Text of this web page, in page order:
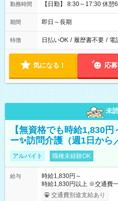
勤務時間 【日勤】 8:30～17:30 休
期間 即日～長期
特徴 日払いOK / 履歴書不要 / 電
気になる！ 応
未
【無資格でも時給1,830
ー✨訪問介護（週1日から
アルバイト 職種未経験OK
給与
時給1,830円～
時給1,830円以上 ※交通費
考慮して決定します 【収入例】 週1回勤務の場合：1,830円×8時
交通費別途支給あり